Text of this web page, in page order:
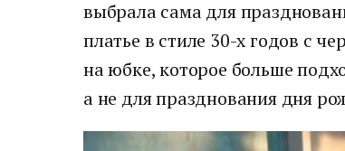
выбрала сама для
платье в стиле 30-х годов с
на юбке, которое больше
а не для празднования дня